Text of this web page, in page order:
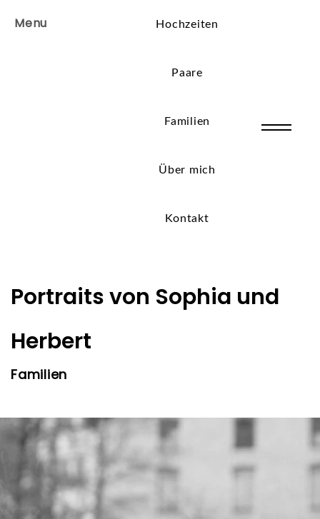
Menu Hochzeiten
Paare
Familien
Über mich
Kontakt
Portraits von Sophia und
Herbert
Familien